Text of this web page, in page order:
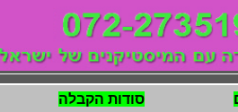
סודות הקבלה